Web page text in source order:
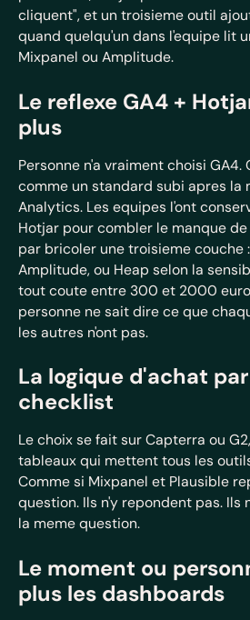
cliquent", et un troisieme outil
quand quelqu'un dans l'equipe lit
Mixpanel ou Amplitude.
Le reflexe GA4 +
plus
Personne n'a vraiment choisi GA4.
comme un standard subi apres la
Analytics. Les equipes l'ont
Hotjar pour combler le manque
par bricoler une troisieme couche
Amplitude, ou Heap selon la
tout coute entre 300 et 2000
personne ne sait dire ce que
les autres n'ont pas.
La logique d'achat
checklist
Le choix se fait sur Capterra ou
tableaux qui mettent tous les
Comme si Mixpanel et Plausible
question. Ils n'y repondent pas. Ils
la meme question.
Le moment ou
plus les dashboards